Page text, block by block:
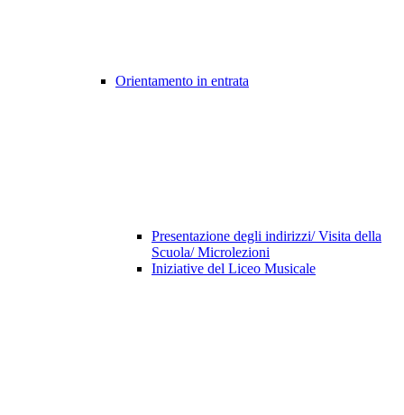
Orientamento in entrata
Presentazione degli indirizzi/ Visita della
Scuola/ Microlezioni
Iniziative del Liceo Musicale